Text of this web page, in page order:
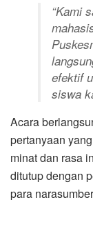
“Kami
efektif
siswa
Acara
pertanyaan
minat dan rasa
ditutup dengan
para